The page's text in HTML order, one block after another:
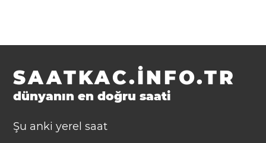
SAATKAC.INFO.TR
dünyanın en doğru saati
Şu anki yerel saat